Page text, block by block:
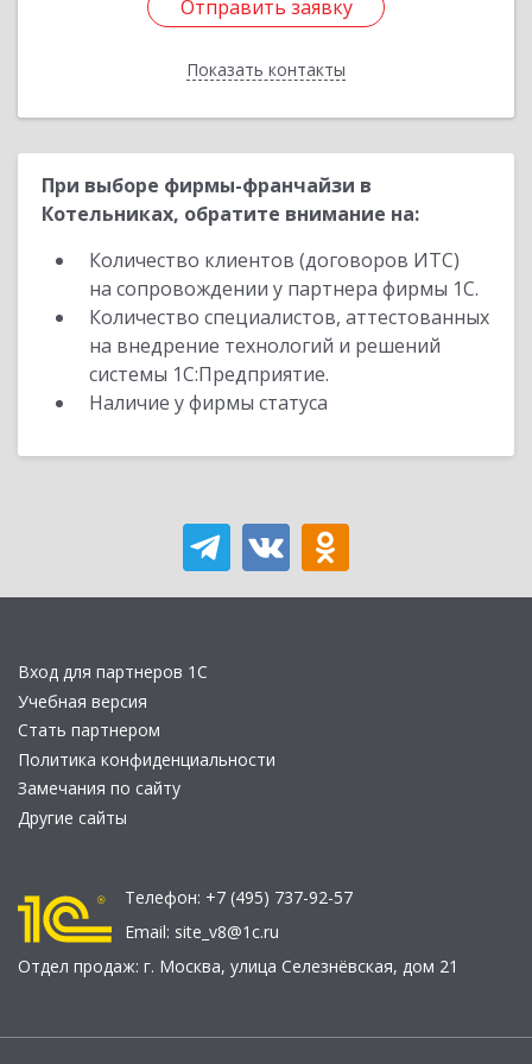
Отправить заявку
Показать контакты
Отправить заявку
Назад
При выборе фирмы-франчайзи в
Котельниках, обратите внимание на:
Количество клиентов (договоров ИТС)
на сопровождении у партнера фирмы 1С.
Количество специалистов, аттестованных
на внедрение технологий и решений
системы 1С:Предприятие.
Наличие у фирмы статуса
Вход для партнеров 1С
Учебная версия
Стать партнером
Политика конфиденциальности
Замечания по сайту
Другие сайты
Телефон: +7 (495) 737-92-57
Email: site_v8@1c.ru
Отдел продаж: г. Москва, улица Селезнёвская, дом 21